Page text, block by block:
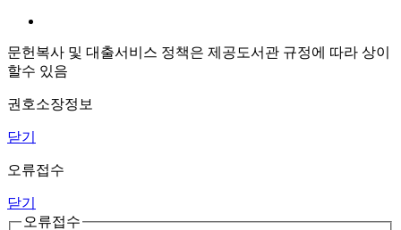
문헌복사 및 대출서비스 정책은 제공도서관 규정에 따라 상이
할수 있음
권호소장정보
닫기
오류접수
닫기
오류접수